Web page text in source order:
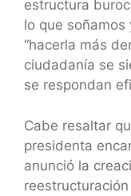
estructura
lo que soñamos
“hacerla más
ciudadanía se
se respondan
Cabe resaltar
presidenta
anunció la